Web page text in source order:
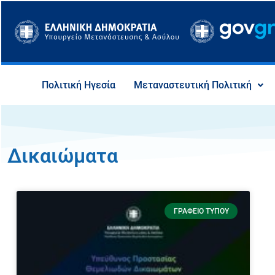
στο
περιεχόμενο
Πολιτική Ηγεσία Μεταναστευτική Πολιτική
Δικαιώματα
ΓΡΑΦΕΊΟ ΤΎΠΟΥ